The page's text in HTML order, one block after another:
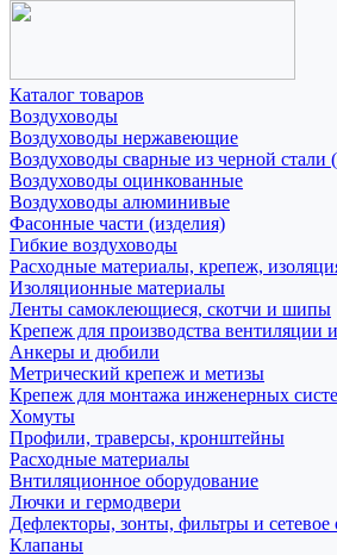
Каталог товаров
Воздуховоды
Воздуховоды нержавеющие
Воздуховоды сварные из черной стали
Воздуховоды оцинкованные
Воздуховоды алюминивые
Фасонные части (изделия)
Гибкие воздуховоды
Расходные материалы, крепеж,
Изоляционные материалы
Ленты самоклеющиеся, скотчи и шипы
Крепеж для производства вентиляции
Анкеры и дюбили
Метрический крепеж и метизы
Крепеж для монтажа инженерных
Хомуты
Профили, траверсы, кронштейны
Расходные материалы
Внтиляционное оборудование
Лючки и гермодвери
Дефлекторы, зонты, фильтры и сетевое
Клапаны